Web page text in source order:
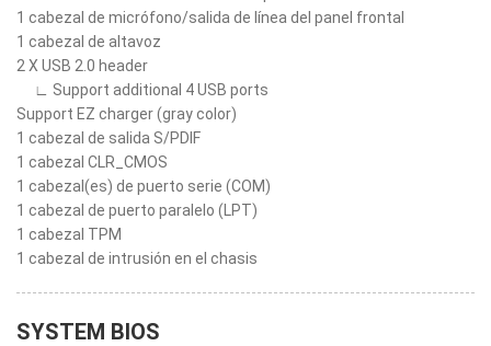
1 cabezal de micrófono/salida de línea del panel frontal
1 cabezal de altavoz
2 X USB 2.0 header
∟ Support additional 4 USB ports
Support EZ charger (gray color)
1 cabezal de salida S/PDIF
1 cabezal CLR_CMOS
1 cabezal(es) de puerto serie (COM)
1 cabezal de puerto paralelo (LPT)
1 cabezal TPM
1 cabezal de intrusión en el chasis
SYSTEM BIOS